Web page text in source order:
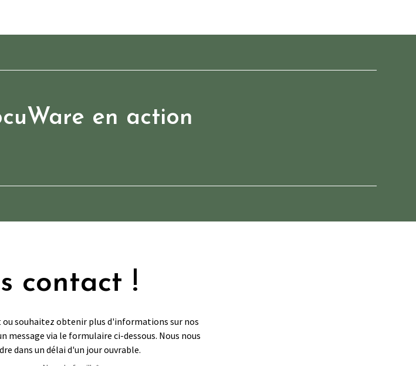
en action
contact !
ou souhaitez obtenir plus d'informations sur nos
message via le formulaire ci-dessous. Nous nous
dans un délai d'un jour ouvrable.